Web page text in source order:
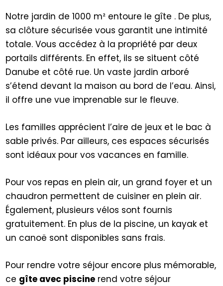
Notre jardin de 1000 m² entoure le gîte . De plus,
sa clôture sécurisée vous garantit une intimité
totale. Vous accédez à la propriété par deux
portails différents. En effet, ils se situent côté
Danube et côté rue. Un vaste jardin arboré
s’étend devant la maison au bord de l’eau. Ainsi,
il offre une vue imprenable sur le fleuve.
Les familles apprécient l’aire de jeux et le bac à
sable privés. Par ailleurs, ces espaces sécurisés
sont idéaux pour vos vacances en famille.
Pour vos repas en plein air, un grand foyer et un
chaudron permettent de cuisiner en plein air.
Également, plusieurs vélos sont fournis
gratuitement. En plus de la piscine, un kayak et
un canoë sont disponibles sans frais.
Pour rendre votre séjour encore plus mémorable,
ce gîte avec piscine rend votre séjour